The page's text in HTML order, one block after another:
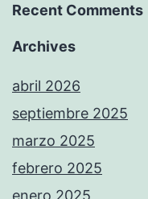
Recent Comments
Archives
abril 2026
septiembre 2025
marzo 2025
febrero 2025
enero 2025